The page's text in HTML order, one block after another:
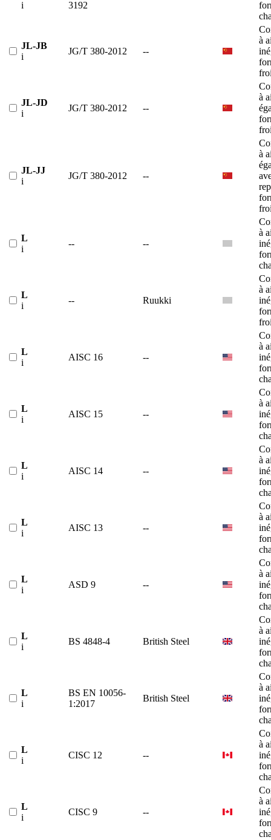
i 3192
JL-JB
i
JG/T 380-2012 --
à
JL-JD
i
JG/T 380-2012 --
à
JL-JJ
i
JG/T 380-2012 --
à
L
i
-- --
à
L
i
-- Ruukki
à
L
i
AISC 16 --
à
L
i
AISC 15 --
à
L
i
AISC 14 --
à
L
i
AISC 13 --
à
L
i
ASD 9 --
à
L
i
BS 4848-4 British Steel
à
L
i
BS EN 10056-
1:2017
British Steel
à
L
i
CISC 12 --
à
L
i
CISC 9 --
à